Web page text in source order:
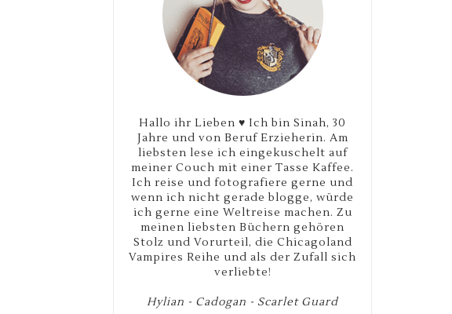
Hallo ihr Lieben ♥ Ich bin Sinah, 30
Jahre und von Beruf Erzieherin. Am
liebsten lese ich eingekuschelt auf
meiner Couch mit einer Tasse Kaffee.
Ich reise und fotografiere gerne und
wenn ich nicht gerade blogge, würde
ich gerne eine Weltreise machen. Zu
meinen liebsten Büchern gehören
Stolz und Vorurteil, die Chicagoland
Vampires Reihe und als der Zufall sich
verliebte!
Hylian - Cadogan - Scarlet Guard